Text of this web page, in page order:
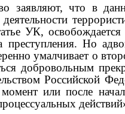
заявляют, что в
УК, освобождается
преступления. Но
умалчивает о
добровольным
Российской
или после